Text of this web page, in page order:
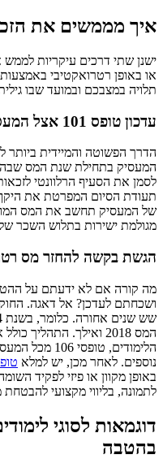
איך מממשים את
ישנן שתי דרכים עיקריות
או באופן רטרואקטיבי
תלויה במצבכם ובמועד שבו
עדכון טופס 101 אצל המעסיק
הדרך הפשוטה והמיידית
לסמן את הסעיף הרלוונטי
תעודת הסיום המפרטת את
של המעסיק תחשב את המס
מגולמת ישירות בתלוש השכר
הגשת בקשה להחזר מס
מה קורה אם לא ידעתם על
ושכחתם לעדכן? אל דאגה.
המס 2018 ואילך.
הלימודים,
נוספים. לאחר מכן, יש למלא טופס
באופן מקוון או פיזי לפקיד
לתמונה, בליווי מקצועי להבטחת
דוגמאות לסוגי
בהטבה